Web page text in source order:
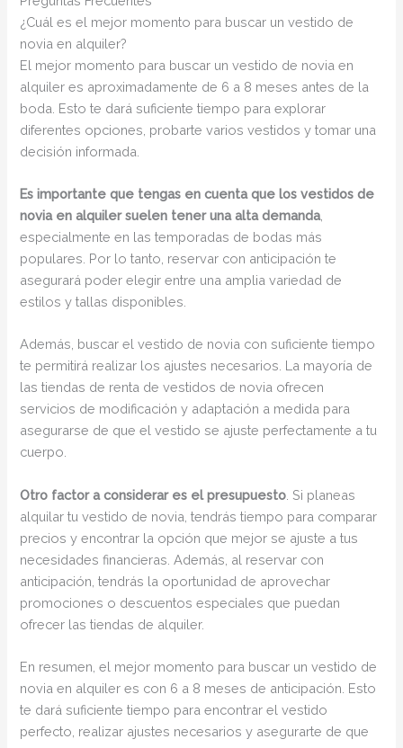
¿Cuál es el mejor momento para buscar un vestido de
novia en alquiler?
El mejor momento para buscar un vestido de novia en
alquiler es aproximadamente de 6 a 8 meses antes de la
boda. Esto te dará suficiente tiempo para explorar
diferentes opciones, probarte varios vestidos y tomar una
decisión informada.
Es importante que tengas en cuenta que los vestidos de
novia en alquiler suelen tener una alta demanda,
especialmente en las temporadas de bodas más
populares. Por lo tanto, reservar con anticipación te
asegurará poder elegir entre una amplia variedad de
estilos y tallas disponibles.
Además, buscar el vestido de novia con suficiente tiempo
te permitirá realizar los ajustes necesarios. La mayoría de
las tiendas de renta de vestidos de novia ofrecen
servicios de modificación y adaptación a medida para
asegurarse de que el vestido se ajuste perfectamente a tu
cuerpo.
Otro factor a considerar es el presupuesto . Si planeas
alquilar tu vestido de novia, tendrás tiempo para comparar
precios y encontrar la opción que mejor se ajuste a tus
necesidades financieras. Además, al reservar con
anticipación, tendrás la oportunidad de aprovechar
promociones o descuentos especiales que puedan
ofrecer las tiendas de alquiler.
En resumen, el mejor momento para buscar un vestido de
novia en alquiler es con 6 a 8 meses de anticipación. Esto
te dará suficiente tiempo para encontrar el vestido
perfecto, realizar ajustes necesarios y asegurarte de que